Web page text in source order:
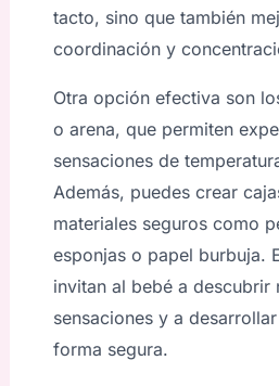
tacto, sino que también
coordinación y
Otra opción efectiva son
o arena, que permiten
sensaciones de
Además, puedes crear
materiales seguros como
esponjas o papel burbuja.
invitan al bebé a descubrir
sensaciones y a
forma segura.